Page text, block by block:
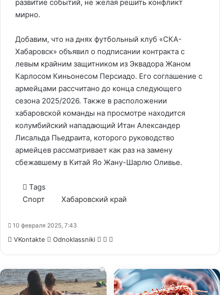
развитие событий, не желая решить конфликт
мирно.
Добавим, что на днях футбольный клуб «СКА-
Хабаровск» объявил о подписании контракта с
левым крайним защитником из Эквадора Жаном
Карлосом Киньонесом Персиадо. Его соглашение с
армейцами рассчитано до конца следующего
сезона 2025/2026. Также в расположении
хабаровской команды на просмотре находится
колумбийский нападающий Итан Александер
Лисальда Пьедраита, которого руководство
армейцев рассматривает как раз на замену
сбежавшему в Китай Яо Жану-Шарлю Оливье.
Tags
Спорт
Хабаровский край
10 февраля 2025, 7:43
VKontakte Odnoklassniki WhatsApp
Telegram
i